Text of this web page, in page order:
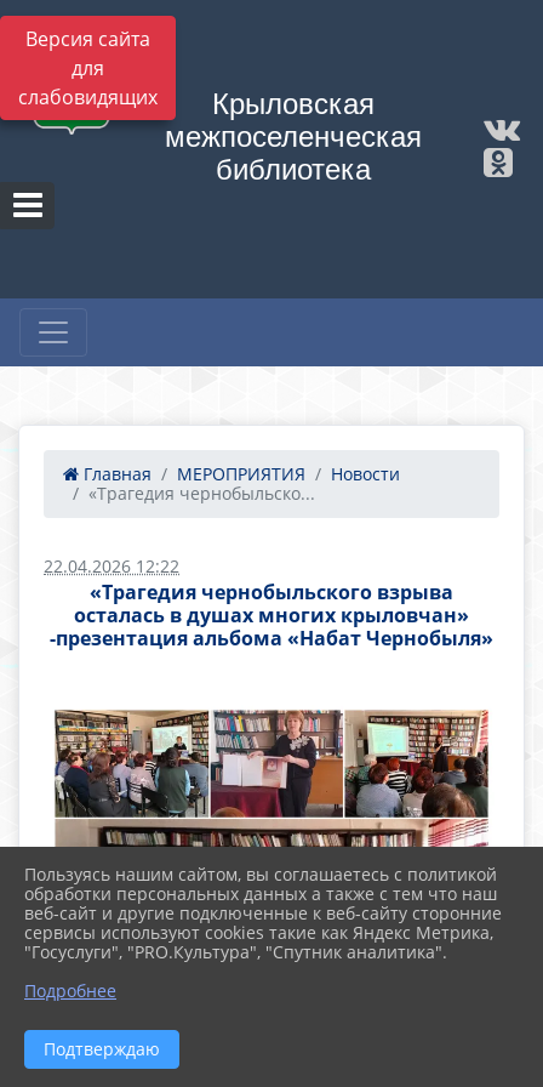
Версия сайта
для
слабовидящих
Крыловская
межпоселенческая
библиотека
Главная МЕРОПРИЯТИЯ
Новости
«Трагедия чернобыльско...
22.04.2026 12:22
«Трагедия чернобыльского взрыва
осталась в душах многих крыловчан»
-презентация альбома «Набат Чернобыля»
Пользуясь нашим сайтом, вы соглашаетесь с политикой
обработки персональных данных а также с тем что наш
веб-сайт и другие подключенные к веб-сайту сторонние
сервисы используют cookies такие как Яндекс Метрика,
"Госуслуги", "PRO.Культура", "Спутник аналитика".
Подробнее
Подтверждаю